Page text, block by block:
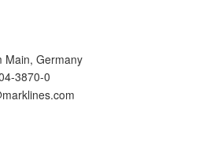
Main, Germany
3870-0